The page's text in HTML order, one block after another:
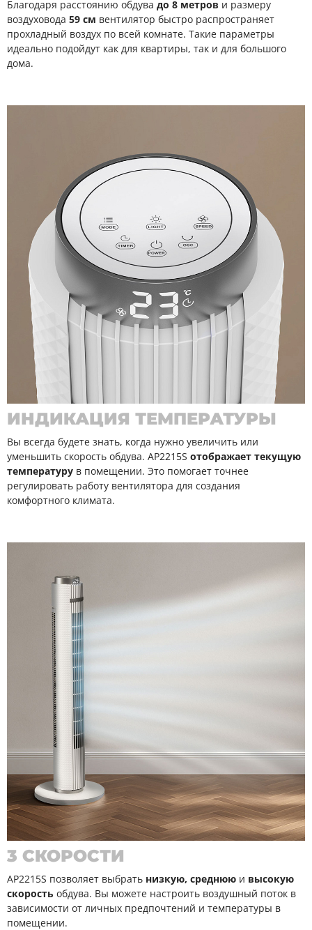
Благодаря расстоянию обдува до 8 метров и размеру
воздуховода 59 см вентилятор быстро распространяет
прохладный воздух по всей комнате. Такие параметры
идеально подойдут как для квартиры, так и для большого
дома.
ИНДИКАЦИЯ ТЕМПЕРАТУРЫ
Вы всегда будете знать, когда нужно увеличить или
уменьшить скорость обдува. AP2215S отображает текущую
температуру в помещении. Это помогает точнее
регулировать работу вентилятора для создания
комфортного климата.
3 СКОРОСТИ
AP2215S позволяет выбрать низкую, среднюю и высокую
скорость обдува. Вы можете настроить воздушный поток в
зависимости от личных предпочтений и температуры в
помещении.